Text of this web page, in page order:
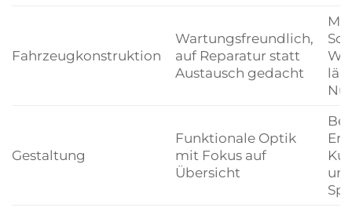
Fahrzeugkonstruktion
Wartungsfreundlich,
auf Reparatur statt
Austausch gedacht
Gestaltung
Funktionale Optik
mit Fokus auf
Übersicht